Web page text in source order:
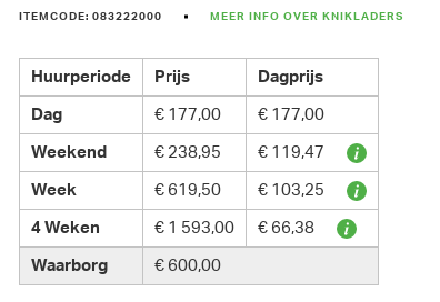
ITEMCODE: 083222000 MEER INFO OVER KNIKLADERS
Huurperiode Prijs Dagprijs
Dag € 177,00 € 177,00
Weekend € 238,95 € 119,47
Week € 619,50 € 103,25
4 Weken € 1 593,00 € 66,38
Waarborg € 600,00